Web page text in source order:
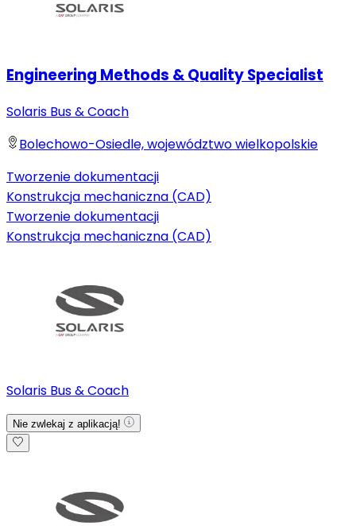
Engineering Methods & Quality Specialist
Solaris Bus & Coach
Bolechowo-Osiedle, województwo wielkopolskie
Tworzenie dokumentacji
Konstrukcja mechaniczna (CAD)
Tworzenie dokumentacji
Konstrukcja mechaniczna (CAD)
Solaris Bus & Coach
Nie zwlekaj z aplikacją!